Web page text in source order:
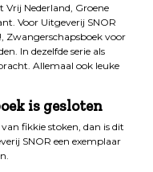
Vrij Nederland, Groene
Voor Uitgeverij SNOR
Zwangerschapsboek voor
In dezelfde serie als
Allemaal ook leuke
is gesloten
fikkie stoken, dan is dit
SNOR een exemplaar